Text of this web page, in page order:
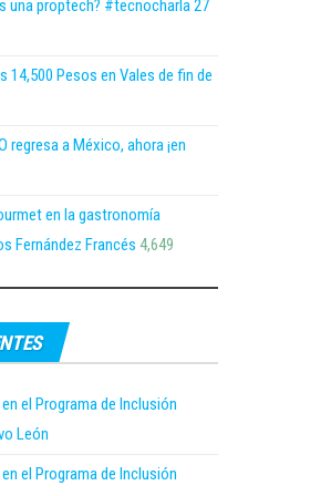
una proptech? #tecnocharla 27
14,500 Pesos en Vales de fin de
regresa a México, ahora ¡en
en la gastronomía
Fernández Francés 4,649
el Programa de Inclusión
León
el Programa de Inclusión